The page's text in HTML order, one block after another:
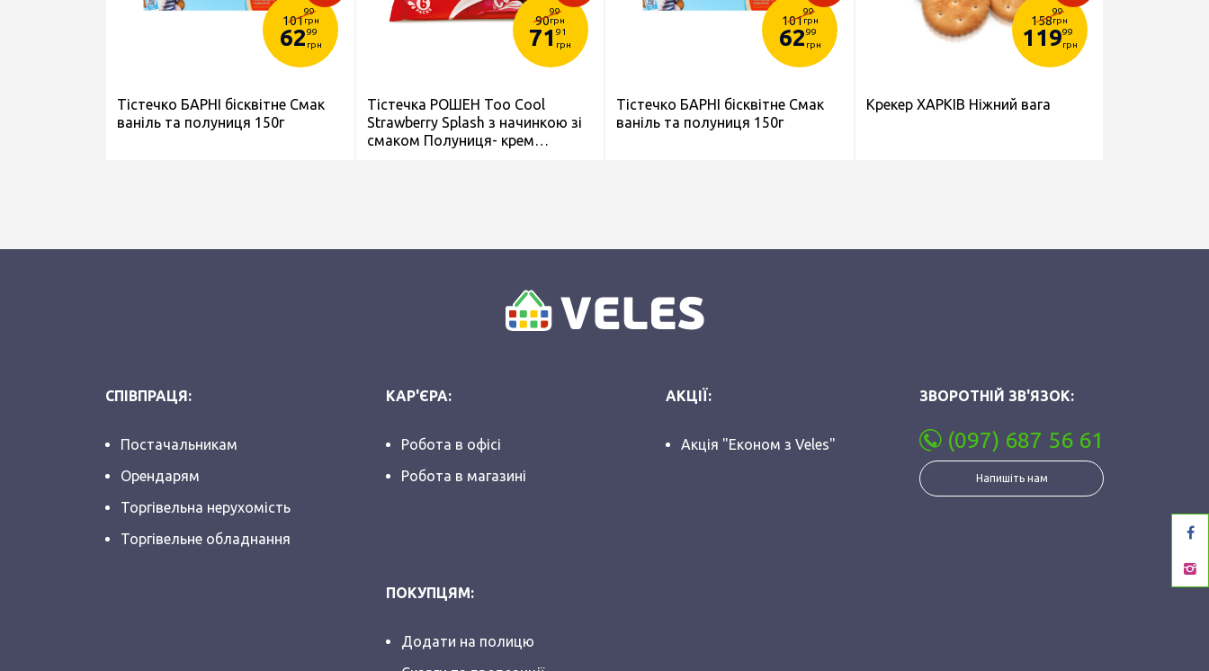
101
99
грн
6299
грн
Тістечко БАРНІ бісквітне Смак
ваніль та полуниця 150г
90
99
грн
7191
грн
Тістечка РОШЕН Toо Cool
Strawberry Splash з начинкою зі
смаком Полуниця- крем
101
99
грн
6299
грн
Тістечко БАРНІ бісквітне Смак
ваніль та полуниця 150г
158
99
грн
11999
грн
Крекер ХАРКІВ Ніжний вага
СПІВПРАЦЯ:
Постачальникам
Орендарям
Торгівельна нерухомість
Торгівельне обладнання
КАР'ЄРА:
Робота в офісі
Робота в магазині
АКЦІЇ:
Акція "Економ з Veles"
ПОКУПЦЯМ:
Додати на полицю
ЗВОРОТНІЙ ЗВ'ЯЗОК:
(097) 687 56 61
Напишіть нам